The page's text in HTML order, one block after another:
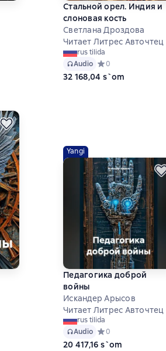
на основе 1 оценок
Стальной орел. Индия и
слоновая кость
Светлана Дроздова
Читает Литрес Авточтец
rus tilida
Audio Средний рейтинг
0
32 168,04 s`om
0 на основе 0 оценок
Yangi
Педагогика доброй
войны
Искандер Арысов
Читает Литрес Авточтец
rus tilida
Audio Средний рейтинг
0
20 417,16 s`om